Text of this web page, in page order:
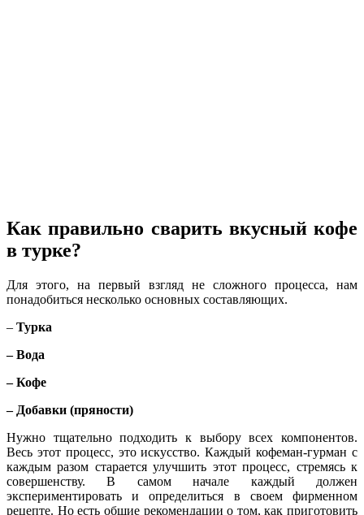
Как правильно сварить вкусный кофе
в турке?
Для этого, на первый взгляд не сложного процесса, нам
понадобиться несколько основных составляющих.
– Турка
– Вода
– Кофе
– Добавки (пряности)
Нужно тщательно подходить к выбору всех компонентов.
Весь этот процесс, это искусство. Каждый кофеман-гурман с
каждым разом старается улучшить этот процесс, стремясь к
совершенству. В самом начале каждый должен
экспериментировать и определиться в своем фирменном
рецепте. Но есть общие рекомендации о том, как приготовить